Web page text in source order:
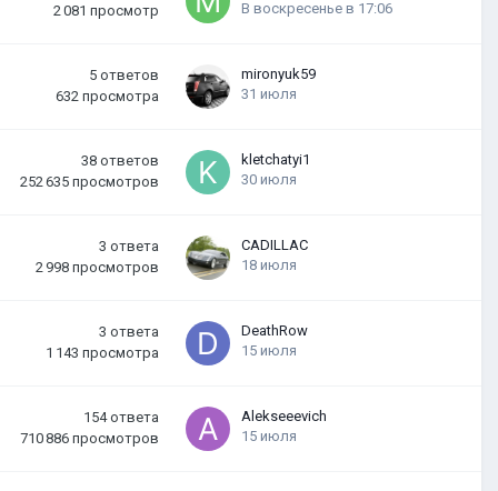
2 081 просмотр
В воскресенье в 17:06
5 ответов
632 просмотра
mironyuk59
31 июля
38 ответов
252 635 просмотров
kletchatyi1
30 июля
3 ответа
2 998 просмотров
CADILLAC
18 июля
3 ответа
1 143 просмотра
DeathRow
15 июля
154 ответа
710 886 просмотров
Alekseeevich
15 июля